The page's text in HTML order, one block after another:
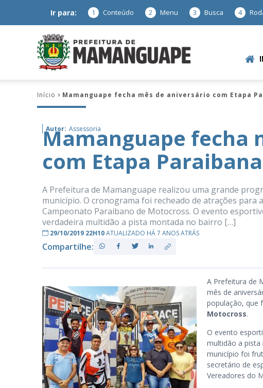
Ir para: 1 Conteúdo 2 Menu 3 Busca 4
Mamanguape
–
PB
Início Mamanguape fecha mês de aniversário com Etapa
Autor: Assessoria
Mamanguape fecha
com Etapa
A Prefeitura de Mamanguape realizou uma grande
município. O cronograma foi recheado de atrações
Campeonato Paraibano de Motocross. O evento
verdadeira multidão a pista montada no bairro […]
29/10/2019 22H10ATUALIZADO HÁ 7 ANOS ATRÁS
Compartilhe:
A Prefeitura de
mês de
população, que
Motocross.
O evento
multidão a pista
município foi
secretário de
Vereadores do